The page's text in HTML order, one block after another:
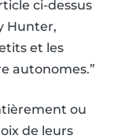
ci-dessus
Hunter,
et les
autonomes.”
ou
de leurs